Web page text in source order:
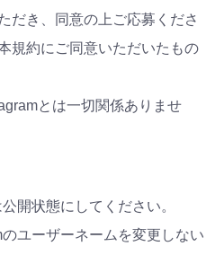
だき、同意の上ご応募くださ
規約にご同意いただいたもの
とは一切関係ありませ
開状態にしてください。
のユーザーネームを変更しない